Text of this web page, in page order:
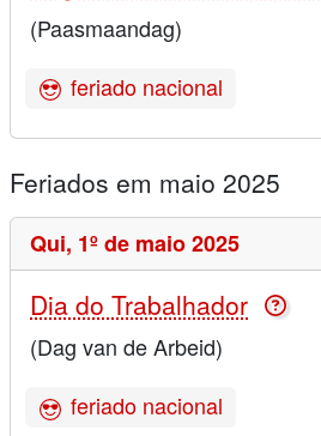
(Paasmaandag)
feriado nacional
Feriados em maio 2025
Qui, 1º de maio 2025
Dia do Trabalhador
(Dag van de Arbeid)
feriado nacional